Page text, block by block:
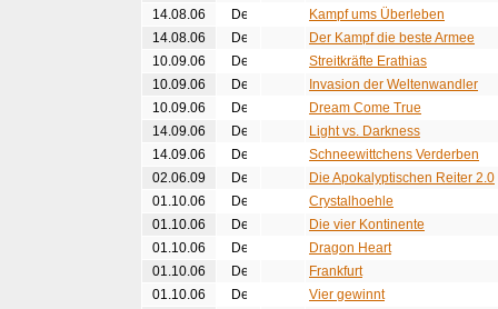
14.08.06
Kampf ums Überleben
14.08.06
Der Kampf die beste Armee
10.09.06
Streitkräfte Erathias
10.09.06
Invasion der Weltenwandler
10.09.06
Dream Come True
14.09.06
Light vs. Darkness
14.09.06
Schneewittchens Verderben
02.06.09
Die Apokalyptischen Reiter 2.0
01.10.06
Crystalhoehle
01.10.06
Die vier Kontinente
01.10.06
Dragon Heart
01.10.06
Frankfurt
01.10.06
Vier gewinnt